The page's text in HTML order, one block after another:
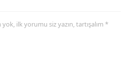
ilk yorumu siz yazın, tartışalım *